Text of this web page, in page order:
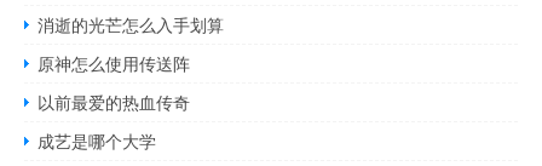
消逝的光芒怎么入手划算
原神怎么使用传送阵
以前最爱的热血传奇
成艺是哪个大学